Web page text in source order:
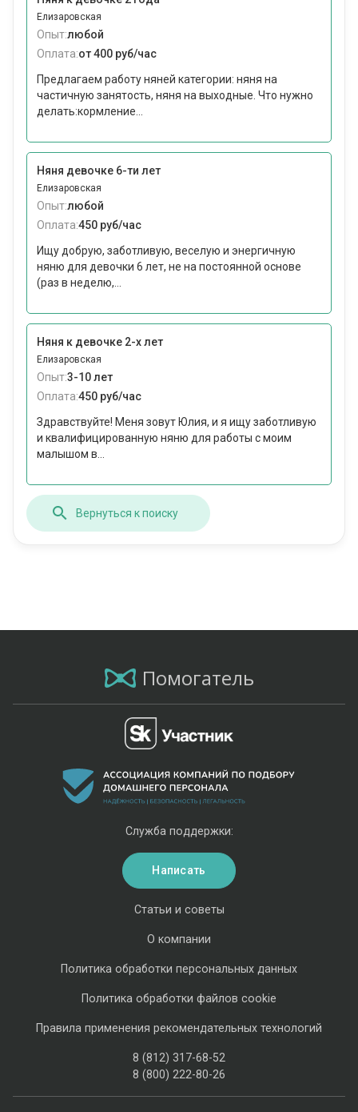
Елизаровская
Опыт:любой
Оплата:от 400 руб/час
Предлагаем работу няней категории: няня на
частичную занятость, няня на выходные. Что нужно
делать:кормление...
Няня девочке 6-ти лет
Елизаровская
Опыт:любой
Оплата:450 руб/час
Ищу добрую, заботливую, веселую и энергичную
няню для девочки 6 лет, не на постоянной основе
(раз в неделю,...
Няня к девочке 2-х лет
Елизаровская
Опыт:3-10 лет
Оплата:450 руб/час
Здравствуйте! Меня зовут Юлия, и я ищу заботливую
и квалифицированную няню для работы с моим
малышом в...
Вернуться к поиску
Помогатель
Статьи и советы
О компании
Политика обработки персональных данных
Политика обработки файлов cookie
Правила применения рекомендательных технологий
8 (812) 317-68-52
8 (800) 222-80-26
Служба поддержки:
Написать